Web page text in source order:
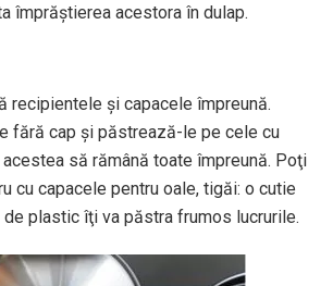
împrăştierea acestora în dulap.
recipientele şi capacele împreună.
fără cap şi păstrează-le pe cele cu
să rămână toate împreună. Poţi
cu capacele pentru oale, tigăi: o cutie
plastic îţi va păstra frumos lucrurile.